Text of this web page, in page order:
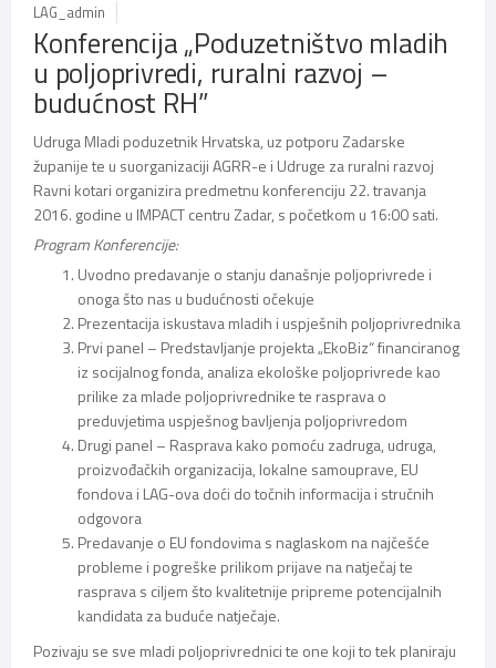
LAG_admin
Konferencija „Poduzetništvo mladih
u poljoprivredi, ruralni razvoj –
budućnost RH”
Udruga Mladi poduzetnik Hrvatska, uz potporu Zadarske
županije te u suorganizaciji AGRR-e i Udruge za ruralni razvoj
Ravni kotari organizira predmetnu konferenciju 22. travanja
2016. godine u IMPACT centru Zadar, s početkom u 16:00 sati.
Program Konferencije:
Uvodno predavanje o stanju današnje poljoprivrede i
onoga što nas u budućnosti očekuje
Prezentacija iskustava mladih i uspješnih poljoprivrednika
Prvi panel – Predstavljanje projekta „EkoBiz“ financiranog
iz socijalnog fonda, analiza ekološke poljoprivrede kao
prilike za mlade poljoprivrednike te rasprava o
preduvjetima uspješnog bavljenja poljoprivredom
Drugi panel – Rasprava kako pomoću zadruga, udruga,
proizvođačkih organizacija, lokalne samouprave, EU
fondova i LAG-ova doći do točnih informacija i stručnih
odgovora
Predavanje o EU fondovima s naglaskom na najčešće
probleme i pogreške prilikom prijave na natječaj te
rasprava s ciljem što kvalitetnije pripreme potencijalnih
kandidata za buduće natječaje.
Pozivaju se sve mladi poljoprivrednici te one koji to tek planiraju